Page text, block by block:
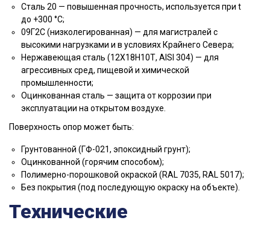
Сталь 20 — повышенная прочность, используется при t
до +300 °C;
09Г2С (низколегированная) — для магистралей с
высокими нагрузками и в условиях Крайнего Севера;
Нержавеющая сталь (12Х18Н10Т, AISI 304) — для
агрессивных сред, пищевой и химической
промышленности;
Оцинкованная сталь — защита от коррозии при
эксплуатации на открытом воздухе.
Поверхность опор может быть:
Грунтованной (ГФ-021, эпоксидный грунт);
Оцинкованной (горячим способом);
Полимерно-порошковой окраской (RAL 7035, RAL 5017);
Без покрытия (под последующую окраску на объекте).
Технические